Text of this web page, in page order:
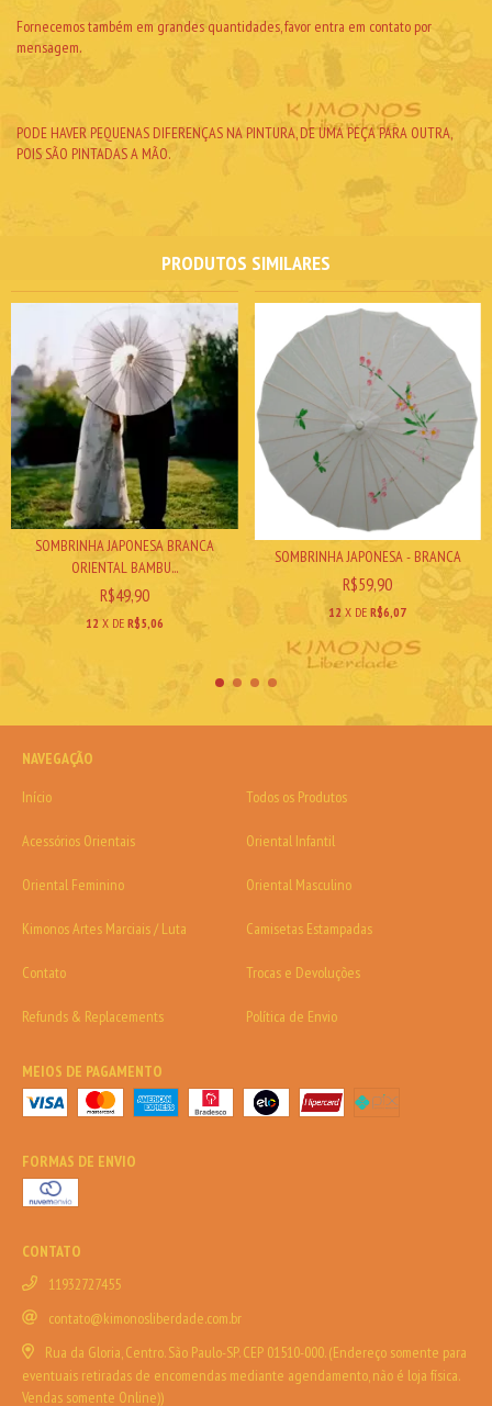
Fornecemos também em grandes quantidades, favor entra em contato por
mensagem.
PODE HAVER PEQUENAS DIFERENÇAS NA PINTURA, DE UMA PEÇA PARA OUTRA,
POIS SÃO PINTADAS A MÃO.
PRODUTOS SIMILARES
SOMBRINHA JAPONESA BRANCA
ORIENTAL BAMBU...
R$49,90
12 X DE R$5,06
SOMBRINHA JAPONESA - BRANCA
R$59,90
12 X DER$6,07
NAVEGAÇÃO
Início
Todos os Produtos
Acessórios Orientais Oriental Infantil
Oriental Feminino Oriental Masculino
Kimonos Artes Marciais / Luta Camisetas Estampadas
Contato Trocas e Devoluções
Refunds & Replacements Política de Envio
MEIOS DE PAGAMENTO
FORMAS DE ENVIO
CONTATO
11932727455
contato@kimonosliberdade.com.br
Rua da Gloria, Centro. São Paulo-SP. CEP 01510-000. (Endereço somente para
eventuais retiradas de encomendas mediante agendamento, não é loja física.
Vendas somente Online))